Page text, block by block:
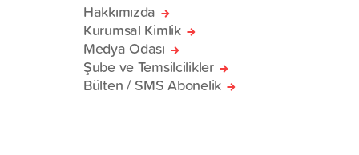
Hakkımızda
Kurumsal Kimlik
Medya Odası
Şube ve Temsilcilikler
Bülten / SMS Abonelik